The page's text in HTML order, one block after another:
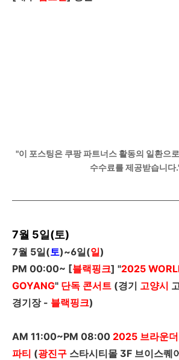
"이 포스팅은 쿠팡 파트너스 활동의 일환으
수수료를 제공받습니다
7월 5일(토)
7월 5일(토)~6일(일)
PM 00:00~ [블랙핑크] "2025
GOYANG" 단독 콘서트 (경기 고양시
경기장 - 블랙핑크)
AM 11:00~PM 08:00 2025 브라운
파티 (광진구 스타시티몰 3F 브이스퀘